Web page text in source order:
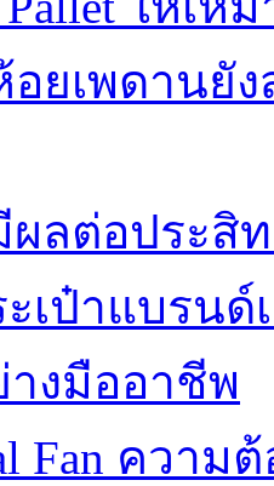
ยเพดานยั
ลต่อประสิ
เป๋าแบรนด์
งมืออาชีพ
Fan ควา